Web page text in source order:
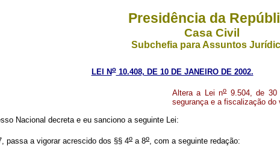
Presidência da
Casa Civil
Subchefia para Assuntos
LEI No10.408, DE 10 DE JANEIRO DE 2002.
Altera a Lei no9.504, de 30
segurança e a fiscalização do
Nacional decreta e eu sanciono a seguinte Lei:
passa a vigorar acrescido dos §§ 4o a 8o , com a seguinte redação: